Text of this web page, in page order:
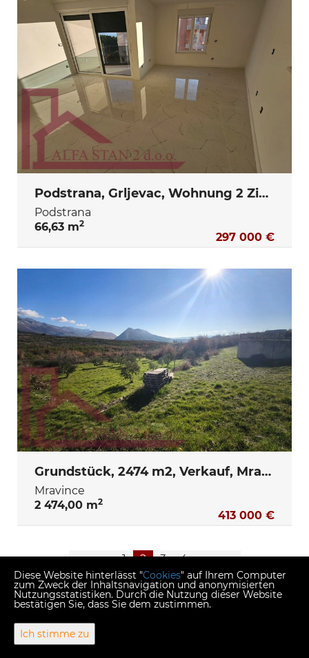
Podstrana, Grljevac, Wohnung 2 Zimmer + Wohnzimmer zum Verkauf, 253.194€
Podstrana
66,63 m2
297 000 €
Grundstück, 2474 m2, Verkauf, Mravince
Mravince
2 474,00 m2
413 000 €
<< < 1 2 3 4 > >>
Fester Umrechnungskurs 1 EUR = 7,53450 HRK
Web Design & Powered by
Diese Website hinterlässt "Cookies" auf Ihrem Computer
zum Zweck der Inhaltsnavigation und anonymisierten
Nutzungsstatistiken. Durch die Nutzung dieser Website
bestätigen Sie, dass Sie dem zustimmen.
Ich stimme zu